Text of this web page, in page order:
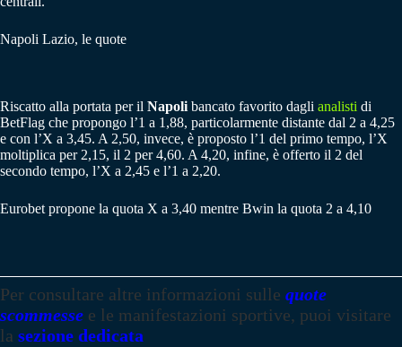
Napoli Lazio, le quote
Riscatto alla portata per il Napoli bancato favorito dagli analisti di
BetFlag che propongo l’1 a 1,88, particolarmente distante dal 2 a 4,25
e con l’X a 3,45. A 2,50, invece, è proposto l’1 del primo tempo, l’X
moltiplica per 2,15, il 2 per 4,60. A 4,20, infine, è offerto il 2 del
secondo tempo, l’X a 2,45 e l’1 a 2,20.
Eurobet propone la quota X a 3,40 mentre Bwin la quota 2 a 4,10
Per consultare altre informazioni sulle quote
scommesse e le manifestazioni sportive, puoi visitare
la sezione dedicata